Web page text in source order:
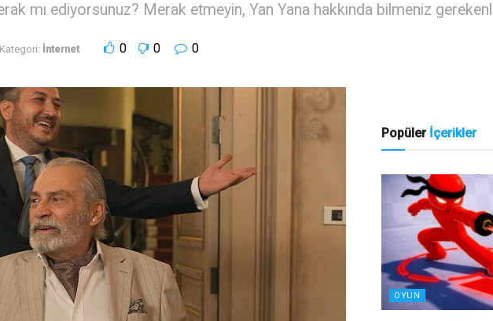
mı ediyorsunuz? Merak etmeyin, Yan Yana hakkında bilmeniz
Kategori: İnternet 0 0 0
Popüler İçerikler
OYUN